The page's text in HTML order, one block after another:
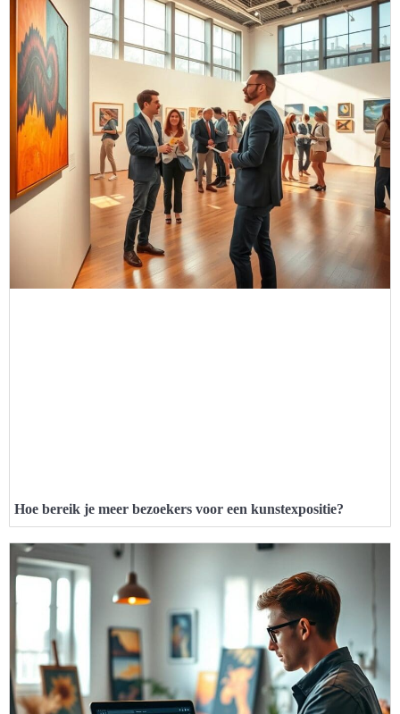
Hoe bereik je meer bezoekers voor een kunstexpositie?